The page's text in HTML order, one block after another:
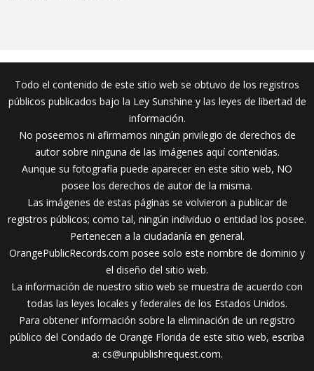
Todo el contenido de este sitio web se obtuvo de los registros
públicos publicados bajo la Ley Sunshine y las leyes de libertad de
información.
No poseemos ni afirmamos ningún privilegio de derechos de
autor sobre ninguna de las imágenes aquí contenidas.
Aunque su fotografía puede aparecer en este sitio web, NO
posee los derechos de autor de la misma.
Las imágenes de estas páginas se volvieron a publicar de
registros públicos; como tal, ningún individuo o entidad los posee.
Pertenecen a la ciudadanía en general.
OrangePublicRecords.com posee solo este nombre de dominio y
el diseño del sitio web.
La información de nuestro sitio web se muestra de acuerdo con
todas las leyes locales y federales de los Estados Unidos.
Para obtener información sobre la eliminación de un registro
público del Condado de Orange Florida de este sitio web, escriba
a: cs@unpublishrequest.com.